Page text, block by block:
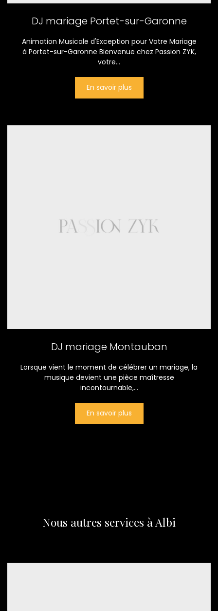
DJ mariage Portet-sur-Garonne
Animation Musicale d'Exception pour Votre Mariage
à Portet-sur-Garonne Bienvenue chez Passion ZYK,
votre...
En savoir plus
DJ mariage Montauban
Lorsque vient le moment de célébrer un mariage, la
musique devient une pièce maîtresse
incontournable,...
En savoir plus
Nous autres services à Albi